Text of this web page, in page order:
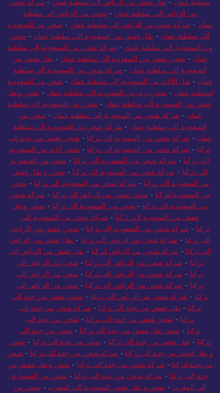
سلطنة عمان - نقل عفش من الرياض الى سلطنة عمان - شركة شحن
من الرياض إلى سلطنة عمان - شحن من الرياض الي سلطنة
عمان - شركة شحن من الرياض الي سلطنة عمان - شحن من السعودية
الي سلطنة عمان - نقل عفش من السعودية الي سلطنة عمان - شحن
من السعودية الي سلطنة عمان - شركة شحن من السعودية إلى سلطنة
عمان - شحن عفش من السعودية الي سلطنة عمان - نقل عفش من
السعودية الي سلطنة عمان - شركة شحن من السعودية الي سلطنة
عمان - نقل الأثاث من السعودية إلى سلطنة عمان - شحن من السعودية
لسلطنة عمان - شحن بري من السعودية الي سلطنة عمان - شحن ونقل
عفش من السعودية الي سلطنة عمان - شحن من السعودية الى سلطنة
عمان - شركة شحن من السعودية إلى سلطنة عمان - شحن من
السعودية الي سلطنة عمان - شركة شحن من السعودية الي سلطنة
عمان - شركة شحن من السعودية الي تركيا - شحن عفش من جدة الى
تركيا - شركة شحن من السعودية الي تركيا - شحن أثاث من السعودية
الى تركيا - شركة شحن من السعودية الي تركيا - شحن من السعودية
الي تركيا - شركة شحن من السعودية الى تركيا - شحن و نقل عفش
من السعودية الي تركيا - شركة شحن من السعودية الي تركيا - شحن
من السعودية لتركيا - شحن عفش من الرياض الى تركيا - شركة شحن
من السعودية الي تركيا - شحن من السعودية الى تركيا - شحن ونقل
عفش من السعودية الي تركيا - شركة شحن من السعودية الى
تركيا - شركة شحن من السعودية إلى تركيا - شحن عفش من الرياض
الى تركيا - شركة شحن من الرياض الي تركيا - نقل عفش من الرياض
الي تركيا - شركة شحن من الرياض لتركيا - نقل عفش من الرياض الى
تركيا - شركة شحن من الرياض الى تركيا - شحن من الرياض الى
تركيا - شركة شحن من الرياض الى تركيا - شحن من الرياض الي
تركيا - شركة شحن من الرياض إلى تركيا - شحن من الرياض الي
تركيا - شركة شحن من الرياض الي تركيا - شحن عفش من جدة الى
تركيا - نقل عفش من جدة الى تركيا - شركة شحن من جدة الى
تركيا - شحن عفش من جدة الي تركيا - شحن من جدة الى
تركيا - شحن نقل عفش من جدة الى تركيا - شحن من جدة الي
تركيا - نقل عفش من جدة الى تركيا - شحن من جدة إلى تركيا - شحن
و نقل عفش من جدة الى تركيا - شركة شحن من جدة الى تركيا - شحن
من جدة لتركيا - شركة شحن من جدة الي تركيا - شحن ونقل عفش من
جدة إلى تركيا - شركة شحن من جدة الي تركيا - شحن من السعودية
الي المغرب - شحن و نقل عفش السعودية الي المغرب - شحن من